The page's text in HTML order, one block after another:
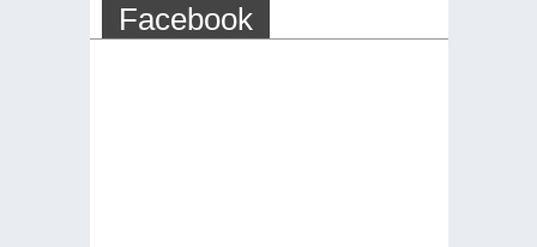
Facebook